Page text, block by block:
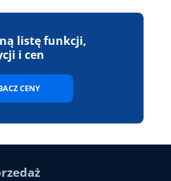
listę funkcji,
i cen
CENY